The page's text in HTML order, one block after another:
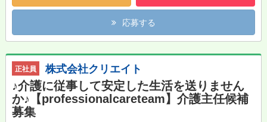
応募する
正社員 株式会社クリエイト
♪介護に従事して安定した生活を送りません
か♪【professionalcareteam】介護主任候補
募集